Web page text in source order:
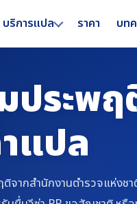
บริการแปล ราคา บท
ประพ
แปล
จากสำนักงานตำรวจแห่งชา